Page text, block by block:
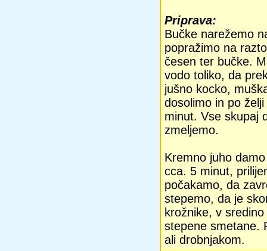
Priprava:
Bučke narežemo
popražimo na
česen ter bučke.
vodo toliko, da
jušno kocko,
dosolimo in po
minut. Vse skupaj
zmeljemo.
Kremno juho
cca. 5 minut,
počakamo, da
stepemo, da je
krožnike, v
stepene smetane.
ali drobnjakom.